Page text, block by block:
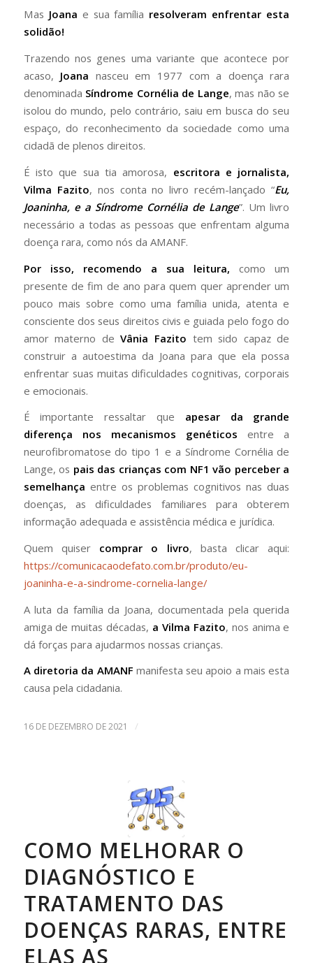
Mas Joana e sua família resolveram enfrentar esta
solidão!
Trazendo nos genes uma variante que acontece por
acaso, Joana nasceu em 1977 com a doença rara
denominada Síndrome Cornélia de Lange, mas não se
isolou do mundo, pelo contrário, saiu em busca do seu
espaço, do reconhecimento da sociedade como uma
cidadã de plenos direitos.
É isto que sua tia amorosa, escritora e jornalista,
Vilma Fazito, nos conta no livro recém-lançado “Eu,
Joaninha, e a Síndrome Cornélia de Lange”. Um livro
necessário a todas as pessoas que enfrentam alguma
doença rara, como nós da AMANF.
Por isso, recomendo a sua leitura, como um
presente de fim de ano para quem quer aprender um
pouco mais sobre como uma família unida, atenta e
consciente dos seus direitos civis e guiada pelo fogo do
amor materno deVânia Fazito tem sido capaz de
construir a autoestima da Joana para que ela possa
enfrentar suas muitas dificuldades cognitivas, corporais
e emocionais.
É importante ressaltar que apesar da grande
diferença nos mecanismos genéticos entre a
neurofibromatose do tipo 1 e a Síndrome Cornélia de
Lange, os pais das crianças com NF1 vão perceber a
semelhança entre os problemas cognitivos nas duas
doenças, as dificuldades familiares para obterem
informação adequada e assistência médica e jurídica.
Quem quiser comprar o livro, basta clicar aqui:
https://comunicacaodefato.com.br/produto/eu-
joaninha-e-a-sindrome-cornelia-lange/
A luta da família da Joana, documentada pela querida
amiga de muitas décadas, a Vilma Fazito, nos anima e
dá forças para ajudarmos nossas crianças.
A diretoria da AMANF manifesta seu apoio a mais esta
causa pela cidadania.
16 DE DEZEMBRO DE 2021 /
COMO MELHORAR O
DIAGNÓSTICO E
TRATAMENTO DAS
DOENÇAS RARAS, ENTRE
ELAS AS